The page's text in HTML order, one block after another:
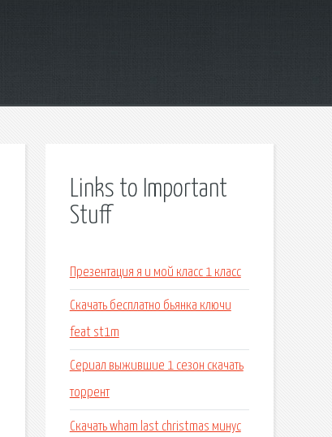
Links to Important
Stuff
Презентация я и мой класс 1 класс
Скачать бесплатно бьянка ключи
feat st1m
Сериал выжившие 1 сезон скачать
торрент
Скачать wham last christmas минус